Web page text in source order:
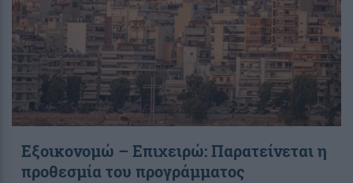
Εξοικονομώ – Επιχειρώ: Παρατείνεται η
προθεσμία του προγράμματος